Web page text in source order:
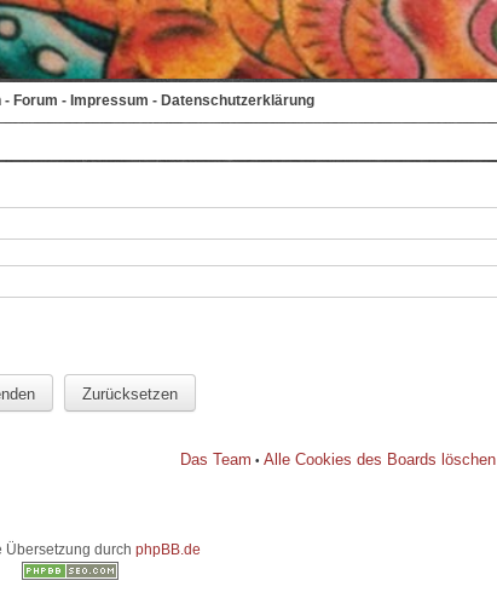
- Forum - Impressum - Datenschutzerklärung
Das Team • Alle Cookies des Boards löschen
Übersetzung durch phpBB.de